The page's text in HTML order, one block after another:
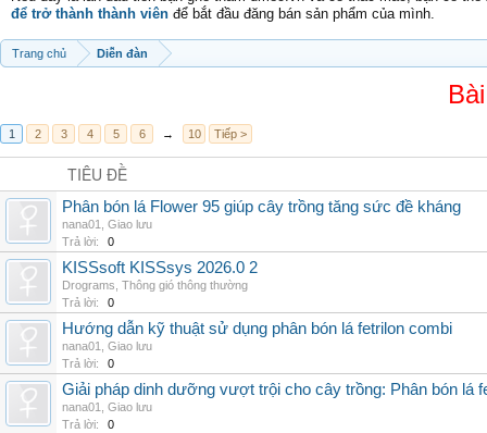
để trở thành thành viên để bắt đầu đăng bán sản phẩm của mình.
Trang chủ Diễn đàn
1 2 3 4 5 6 → 10 Tiếp >
TIÊU ĐỀ
Phân bón lá Flower 95 giúp cây trồng tăng sức đề kháng
nana01
Giao lưu
Trả lời:
0
KISSsoft KISSsys 2026.0 2
Drograms Thông gió thông thường
Trả lời:
0
Hướng dẫn kỹ thuật sử dụng phân bón lá fetrilon combi
nana01
Giao lưu
Trả lời:
0
Giải pháp dinh dưỡng vượt trội cho cây trồng: Phân bón lá
nana01
Giao lưu
Trả lời:
0